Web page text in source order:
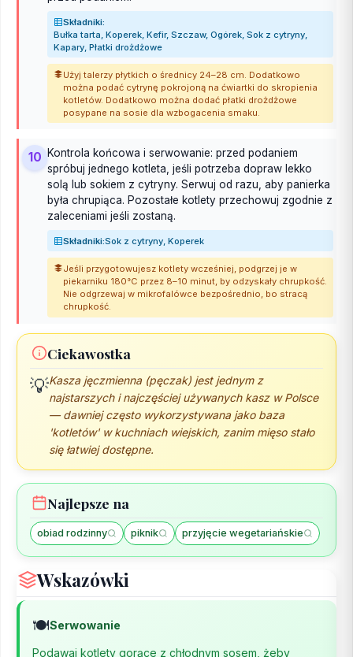
Składniki:
Bułka tarta, Koperek, Kefir, Szczaw, Ogórek, Sok z cytryny,
Kapary, Płatki drożdżowe
Użyj talerzy płytkich o średnicy 24–28 cm. Dodatkowo
można podać cytrynę pokrojoną na ćwiartki do skropienia
kotletów. Dodatkowo można dodać płatki drożdżowe
posypane na sosie dla wzbogacenia smaku.
10
Kontrola końcowa i serwowanie: przed podaniem
spróbuj jednego kotleta, jeśli potrzeba dopraw lekko
solą lub sokiem z cytryny. Serwuj od razu, aby panierka
była chrupiąca. Pozostałe kotlety przechowuj zgodnie z
zaleceniami jeśli zostaną.
Składniki:Sok z cytryny, Koperek
Jeśli przygotowujesz kotlety wcześniej, podgrzej je w
piekarniku 180°C przez 8–10 minut, by odzyskały chrupkość.
Nie odgrzewaj w mikrofalówce bezpośrednio, bo stracą
chrupkość.
Ciekawostka
💡Kasza jęczmienna (pęczak) jest jednym z
najstarszych i najczęściej używanych kasz w Polsce
— dawniej często wykorzystywana jako baza
'kotletów' w kuchniach wiejskich, zanim mięso stało
się łatwiej dostępne.
Najlepsze na
obiad rodzinny piknik przyjęcie wegetariańskie
Wskazówki
🍽️Serwowanie
Podawaj kotlety gorące z chłodnym sosem, żeby